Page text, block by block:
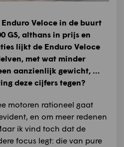
Veloce in de buurt
GS, althans in prijs en
lijkt de Enduro Veloce
met wat minder
aanzienlijk gewicht, …
deze cijfers tegen?
motoren rationeel gaat
en om meer redenen
ik vind toch dat de
focus legt: die van pure